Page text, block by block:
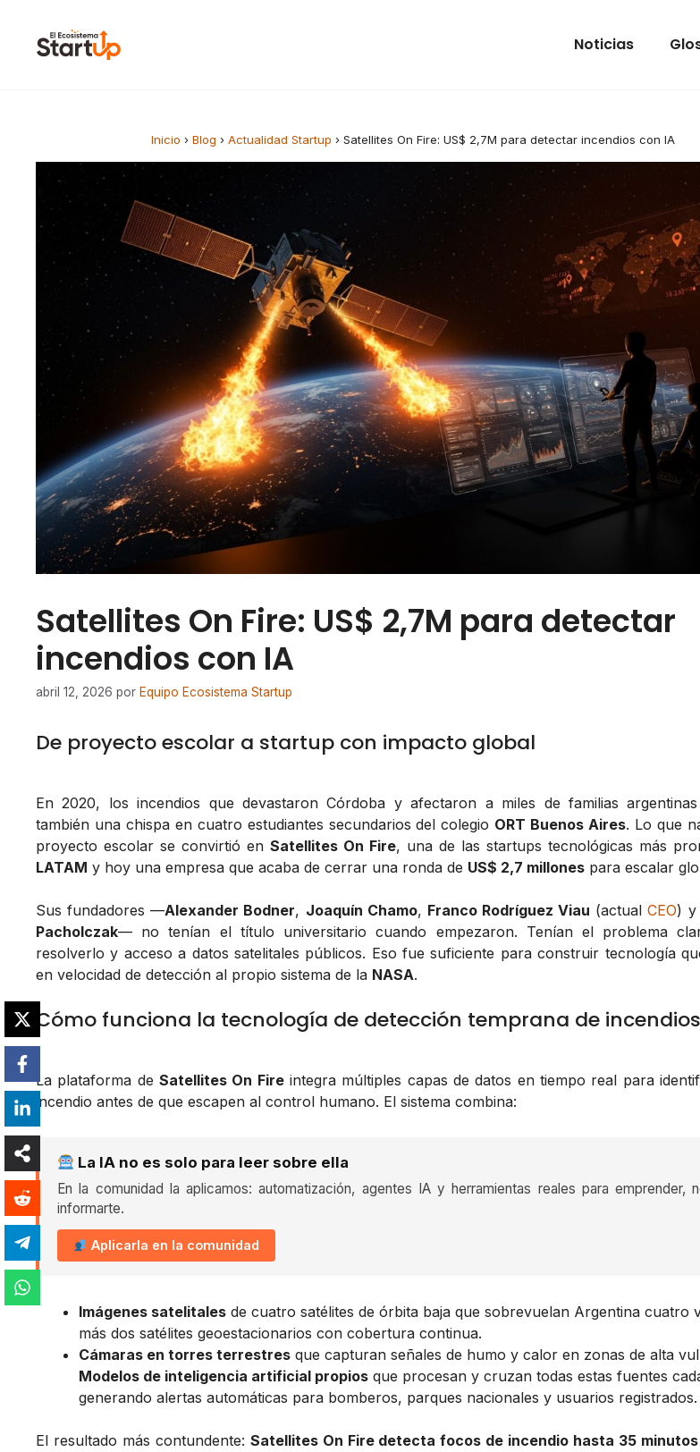
Noticias
Inicio › Blog › Actualidad Startup › Satellites On Fire: US$ 2,7M para detectar incendios con IA
Satellites On Fire: US$ 2,7M para detectar
incendios con IA
abril 12, 2026 por Equipo Ecosistema Startup
De proyecto escolar a startup con impacto global
En 2020, los incendios que devastaron Córdoba y afectaron a miles de familias
también una chispa en cuatro estudiantes secundarios del colegio ORT Buenos Aires. Lo que
proyecto escolar se convirtió en Satellites On Fire, una de las startups tecnológicas más
LATAM y hoy una empresa que acaba de cerrar una ronda de US$ 2,7 millones para escalar
Sus fundadores —Alexander Bodner, Joaquín Chamo, Franco Rodríguez Viau (actualCEO) y
Pacholczak— no tenían el título universitario cuando empezaron. Tenían el problema
resolverlo y acceso a datos satelitales públicos. Eso fue suficiente para construir tecnología
en velocidad de detección al propio sistema de la NASA.
Cómo funciona la tecnología de detección temprana de
La plataforma deSatellites On Fireintegra múltiples capas de datos en tiempo real para
incendio antes de que escapen al control humano. El sistema combina:
La IA no es solo para leer sobre ella
En la comunidad la aplicamos: automatización, agentes IA y herramientas reales para emprender,
informarte.
Aplicarla en la comunidad
Imágenes satelitales de cuatro satélites de órbita baja que sobrevuelan Argentina cuatro
más dos satélites geoestacionarios con cobertura continua.
Cámaras en torres terrestres que capturan señales de humo y calor en zonas de alta
Modelos de inteligencia artificial propios que procesan y cruzan todas estas fuentes
generando alertas automáticas para bomberos, parques nacionales y usuarios registrados.
El resultado más contundente: Satellites On Fire detecta focos de incendio hasta 35